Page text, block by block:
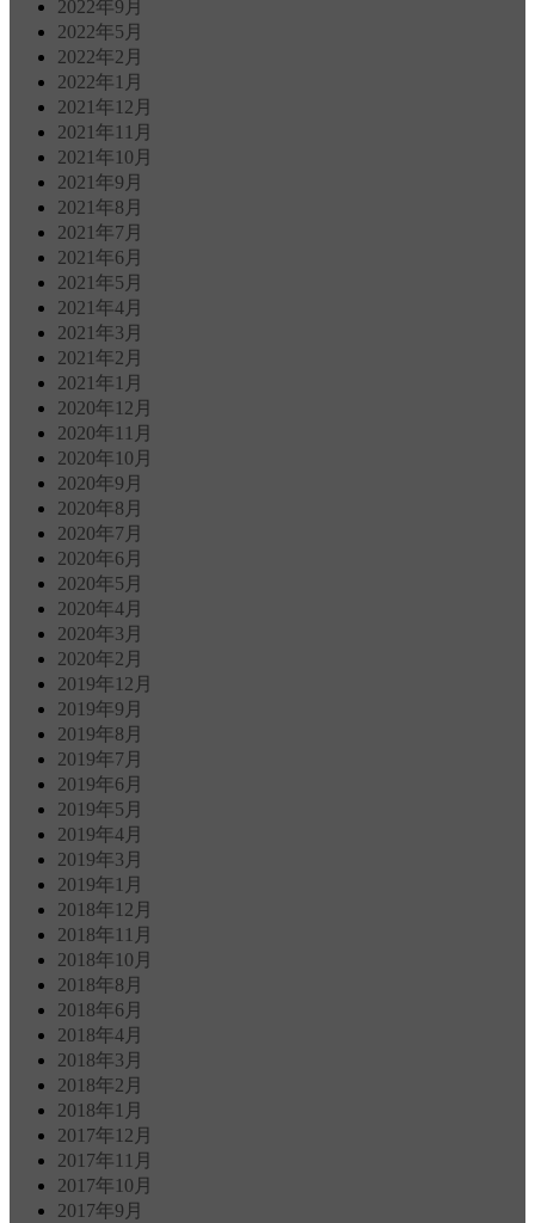
2022年9月
2022年5月
2022年2月
2022年1月
2021年12月
2021年11月
2021年10月
2021年9月
2021年8月
2021年7月
2021年6月
2021年5月
2021年4月
2021年3月
2021年2月
2021年1月
2020年12月
2020年11月
2020年10月
2020年9月
2020年8月
2020年7月
2020年6月
2020年5月
2020年4月
2020年3月
2020年2月
2019年12月
2019年9月
2019年8月
2019年7月
2019年6月
2019年5月
2019年4月
2019年3月
2019年1月
2018年12月
2018年11月
2018年10月
2018年8月
2018年6月
2018年4月
2018年3月
2018年2月
2018年1月
2017年12月
2017年11月
2017年10月
2017年9月